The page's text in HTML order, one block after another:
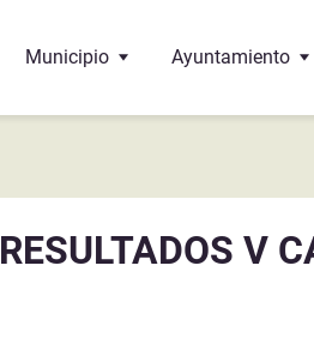
Municipio
Historia
Geografía
Ayuntamiento
La corporación
El pleno
RESULTADOS V